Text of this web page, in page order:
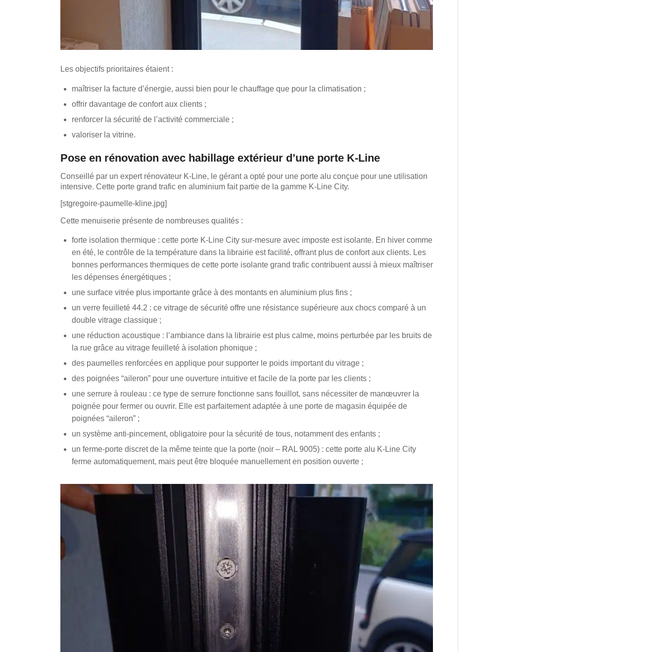
Les objectifs prioritaires étaient :
maîtriser la facture d’énergie, aussi bien pour le chauffage que pour la climatisation ;
offrir davantage de confort aux clients ;
renforcer la sécurité de l’activité commerciale ;
valoriser la vitrine.
Pose en rénovation avec habillage extérieur d’une porte K-Line
Conseillé par un expert rénovateur K-Line, le gérant a opté pour une porte alu conçue pour une utilisation
intensive. Cette porte grand trafic en aluminium fait partie de la gamme K-Line City.
[stgregoire-paumelle-kline.jpg]
Cette menuiserie présente de nombreuses qualités :
forte isolation thermique : cette porte K-Line City sur-mesure avec imposte est isolante. En hiver comme
en été, le contrôle de la température dans la librairie est facilité, offrant plus de confort aux clients. Les
bonnes performances thermiques de cette porte isolante grand trafic contribuent aussi à mieux maîtriser
les dépenses énergétiques ;
une surface vitrée plus importante grâce à des montants en aluminium plus fins ;
un verre feuilleté 44.2 : ce vitrage de sécurité offre une résistance supérieure aux chocs comparé à un
double vitrage classique ;
une réduction acoustique : l’ambiance dans la librairie est plus calme, moins perturbée par les bruits de
la rue grâce au vitrage feuilleté à isolation phonique ;
des paumelles renforcées en applique pour supporter le poids important du vitrage ;
des poignées “aileron” pour une ouverture intuitive et facile de la porte par les clients ;
une serrure à rouleau : ce type de serrure fonctionne sans fouillot, sans nécessiter de manœuvrer la
poignée pour fermer ou ouvrir. Elle est parfaitement adaptée à une porte de magasin équipée de
poignées “aileron” ;
un système anti-pincement, obligatoire pour la sécurité de tous, notamment des enfants ;
un ferme-porte discret de la même teinte que la porte (noir – RAL 9005) : cette porte alu K-Line City
ferme automatiquement, mais peut être bloquée manuellement en position ouverte ;